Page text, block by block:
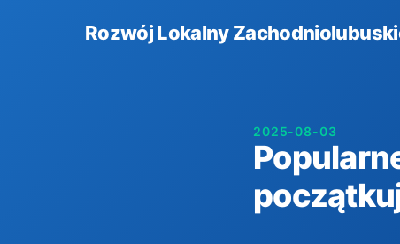
Rozwój Lokalny
2025-08-03